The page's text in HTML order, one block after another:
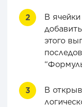
В
этого
В